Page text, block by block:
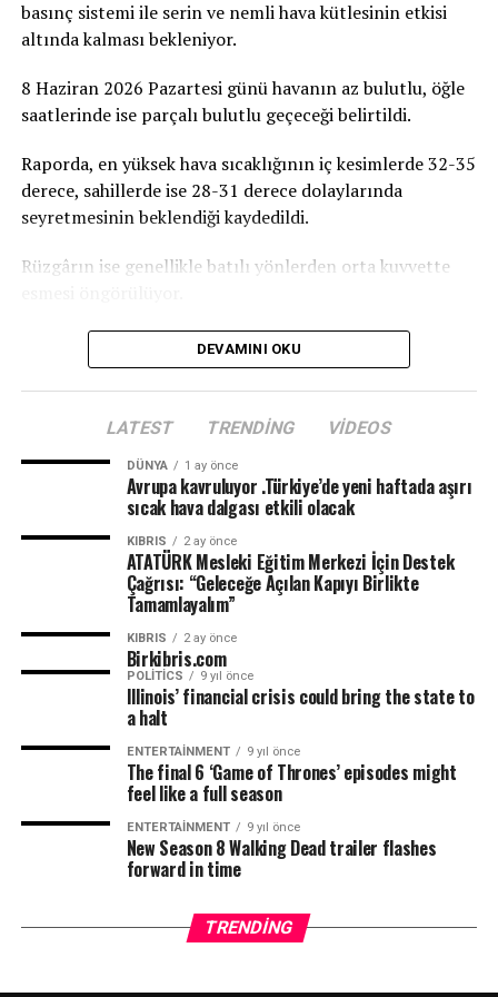
Birçok Meslek Dalında Eğitim Verilecek
Merkezi’nde terzilik, ayakkabıcılık, kaynakçılık,
tesisatçılık, robotik kodlama, oto elektrik, oto kaporta,
verilmesi planlanıyor. Merkezin, KKTC’nin mesleki
eğitim altyapısına önemli katkılar sağlaması ve
gençlerin istihdam olanaklarını artırması hedefleniyor.
basınç sistemi ile serin ve nemli hava kütlesinin etkisi
altında kalması bekleniyor.
8 Haziran 2026 Pazartesi günü havanın az bulutlu, öğle
saatlerinde ise parçalı bulutlu geçeceği belirtildi.
Raporda, en yüksek hava sıcaklığının iç kesimlerde 32-35
derece, sahillerde ise 28-31 derece dolaylarında
seyretmesinin beklendiği kaydedildi.
Rüzgârın ise genellikle batılı yönlerden orta kuvvette
DEVAMINI OKU
LATEST TRENDING VIDEOS
DÜNYA 1 ay önce
Avrupa kavruluyor .Türkiye’de yeni haftada aşırı
sıcak hava dalgası etkili olacak
KIBRIS 2 ay önce
ATATÜRK Mesleki Eğitim Merkezi İçin Destek
Çağrısı: “Geleceğe Açılan Kapıyı Birlikte
Tamamlayalım”
KIBRIS 2 ay önce
Birkibris.com
POLITICS 9 yıl önce
Illinois’ financial crisis could bring the state to
a halt
ENTERTAINMENT 9 yıl önce
The final 6 ‘Game of Thrones’ episodes might
feel like a full season
ENTERTAINMENT 9 yıl önce
New Season 8 Walking Dead trailer flashes
forward in time
TRENDING